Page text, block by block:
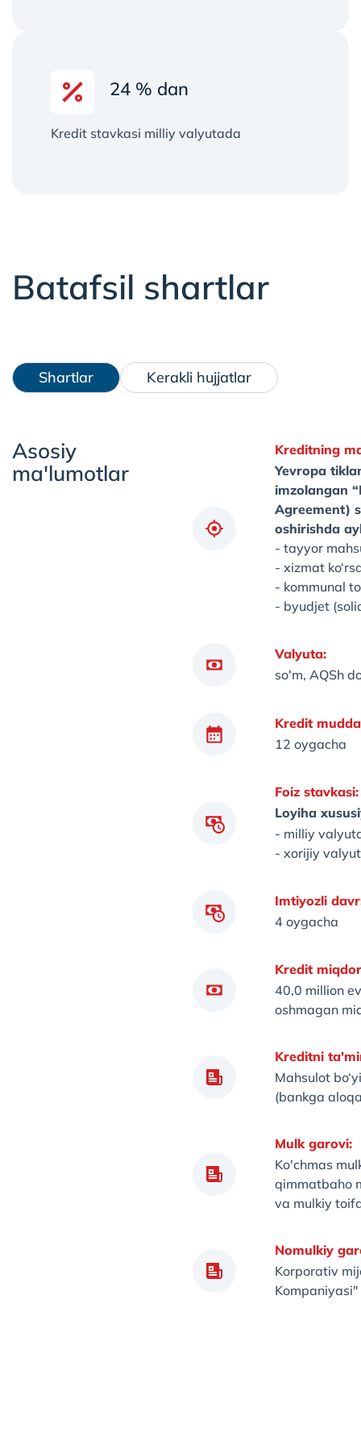
24 % dan
Kredit stavkasi milliy valyutada
Batafsil shartlar
Shartlar Kerakli hujjatlar
Asosiy
ma'lumotlar
Kreditning
Yevropa
imzolangan
Agreement)
oshirishda
- tayyor
- xizmat
- kommunal
- byudjet
Valyuta:
so'm, AQSh
Kredit
12 oygacha
Foiz stavkasi:
Loyiha
- milliy
- xorijiy
Imtiyozli
4 oygacha
Kredit
40,0 million
oshmagan
Kreditni
Mahsulot
(bankga
Mulk garovi:
Ko'chmas
qimmatbaho
va mulkiy
Nomulkiy
Korporativ